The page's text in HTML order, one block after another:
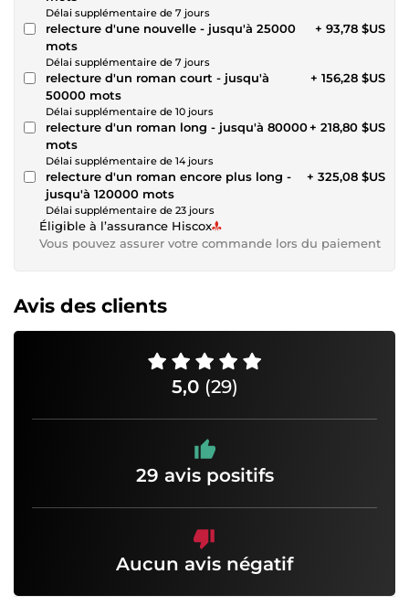
Délai supplémentaire de 7 jours
relecture d'une nouvelle - jusqu'à 25000
mots
Délai supplémentaire de 7 jours
+ 93,78 $US
relecture d'un roman court - jusqu'à
50000 mots
Délai supplémentaire de 10 jours
+ 156,28 $US
relecture d'un roman long - jusqu'à 80000
mots
Délai supplémentaire de 14 jours
+ 218,80 $US
relecture d'un roman encore plus long -
jusqu'à 120000 mots
Délai supplémentaire de 23 jours
+ 325,08 $US
Éligible à l’assurance Hiscox
Vous pouvez assurer votre commande lors du paiement
Avis des clients
5,0 (29)
29 avis positifs
Aucun avis négatif